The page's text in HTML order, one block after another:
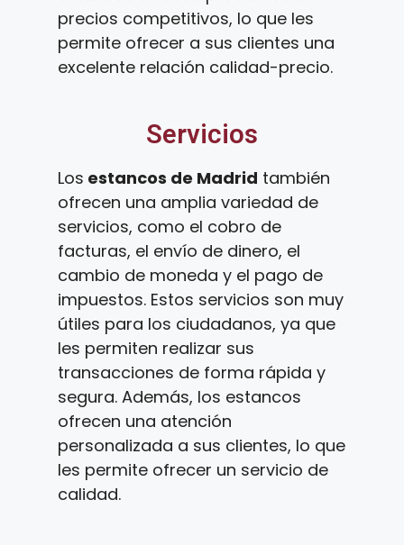
precios competitivos, lo que les
permite ofrecer a sus clientes una
excelente relación calidad-precio.
Servicios
Los estancos de Madrid también
ofrecen una amplia variedad de
servicios, como el cobro de
facturas, el envío de dinero, el
cambio de moneda y el pago de
impuestos. Estos servicios son muy
útiles para los ciudadanos, ya que
les permiten realizar sus
transacciones de forma rápida y
segura. Además, los estancos
ofrecen una atención
personalizada a sus clientes, lo que
les permite ofrecer un servicio de
calidad.